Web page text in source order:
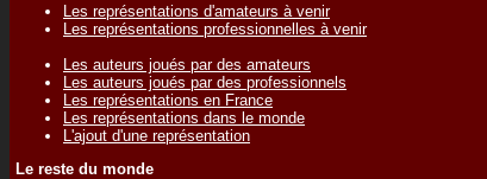
Les représentations d'amateurs à venir
Les représentations professionnelles à venir
Les auteurs joués par des amateurs
Les auteurs joués par des professionnels
Les représentations en France
Les représentations dans le monde
L'ajout d'une représentation
Le reste du monde